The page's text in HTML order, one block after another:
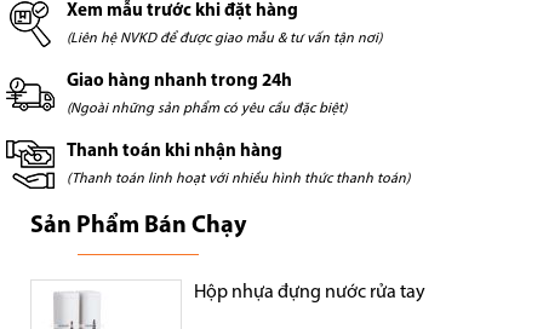
Xem mẫu trước khi đặt hàng
(Liên hệ NVKD để được giao mẫu & tư vấn tận nơi)
Giao hàng nhanh trong 24h
(Ngoài những sản phẩm có yêu cầu đặc biệt)
Thanh toán khi nhận hàng
(Thanh toán linh hoạt với nhiều hình thức thanh toán)
Sản Phẩm Bán Chạy
Hộp nhựa đựng nước rửa tay